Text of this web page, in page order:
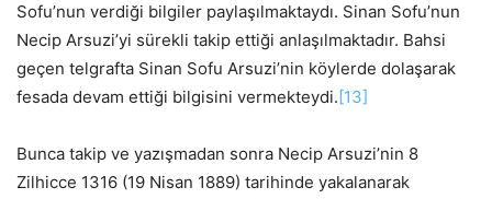
Sofu’nun verdiği bilgiler paylaşılmaktaydı. Sinan Sofu’nun
Necip Arsuzi’yi sürekli takip ettiği anlaşılmaktadır. Bahsi
geçen telgrafta Sinan Sofu Arsuzi’nin köylerde dolaşarak
fesada devam ettiği bilgisini vermekteydi. [13]
Bunca takip ve yazışmadan sonra Necip Arsuzi’nin 8
Zilhicce 1316 (19 Nisan 1889) tarihinde yakalanarak